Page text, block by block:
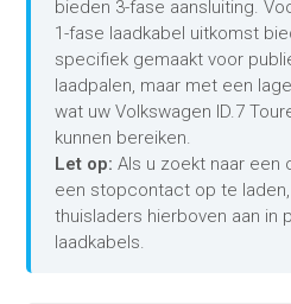
bieden 3-fase aansluiting.
1-fase laadkabel uitkomst
specifiek gemaakt voor
laadpalen, maar met een
wat uw Volkswagen ID.7
kunnen bereiken.
Let op: Als u zoekt naar een
een stopcontact op te
thuisladers hierboven aan in
laadkabels.